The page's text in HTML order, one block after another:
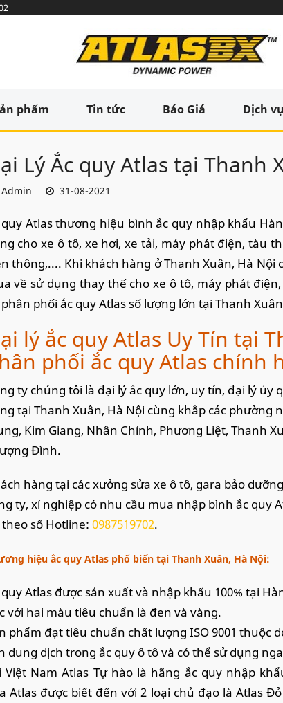
phẩm Tin tức Báo Giá Dịch vụ
Lý Ắc quy Atlas tại Thanh
Admin 31-08-2021
quy Atlas thương hiệu bình ắc quy nhập khẩu
cho xe ô tô, xe hơi, xe tải, máy phát điện, tàu
thông,.... Khi khách hàng ở Thanh Xuân, Hà
về sử dụng thay thế cho xe ô tô, máy phát
phối ắc quy Atlas số lượng lớn tại Thanh
lý ắc quy Atlas Uy Tín tại
phối ắc quy Atlas chính
ty chúng tôi là đại lý ắc quy lớn, uy tín, đại lý
tại Thanh Xuân, Hà Nội cùng khắp các
Kim Giang, Nhân Chính, Phương Liệt, Thanh
Đình.
hàng tại các xưởng sửa xe ô tô, gara bảo
ty, xí nghiệp có nhu cầu mua nhập bình ắc quy
số Hotline: 0987519702.
hiệu ắc quy Atlas phổ biến tại Thanh Xuân, Hà Nội:
quy Atlas được sản xuất và nhập khẩu 100% tại
với hai màu tiêu chuẩn là đen và vàng.
phẩm đạt tiêu chuẩn chất lượng ISO 9001 thuộc
dung dịch trong ắc quy ô tô và có thể sử dụng
Việt Nam Atlas Tự hào là hãng ắc quy nhập
Atlas được biết đến với 2 loại chủ đạo là Atlas